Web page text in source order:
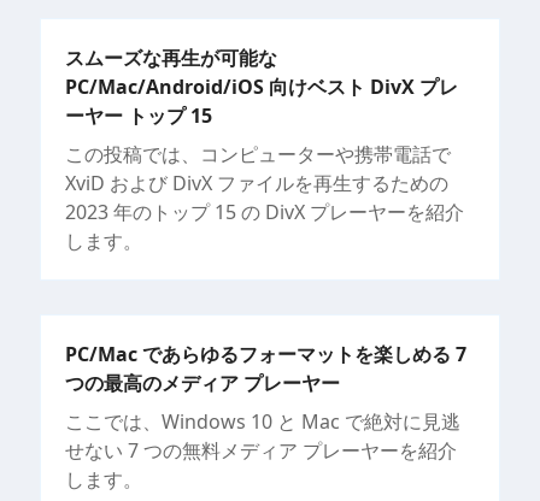
スムーズな再生が可能な
PC/Mac/Android/iOS 向けベスト DivX プレ
ーヤー トップ 15
この投稿では、コンピューターや携帯電話で
XviD および DivX ファイルを再生するための
2023 年のトップ 15 の DivX プレーヤーを紹介
します。
PC/Mac であらゆるフォーマットを楽しめる 7
つの最高のメディア プレーヤー
ここでは、Windows 10 と Mac で絶対に見逃
せない 7 つの無料メディア プレーヤーを紹介
します。